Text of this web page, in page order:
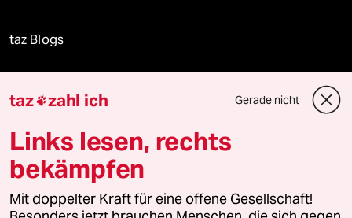
taz Blogs
taz Archiv
taz zahl ich Gerade nicht
Links lesen, rechts
bekämpfen
Mit doppelter Kraft für eine offene Gesellschaft!